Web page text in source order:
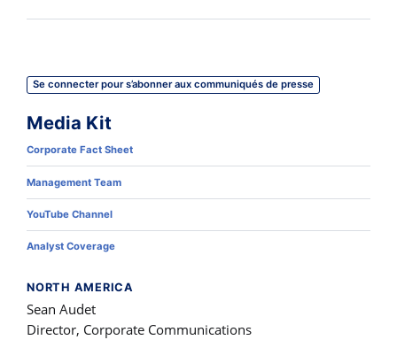
Se connecter pour s’abonner aux communiqués de presse
Media Kit
Corporate Fact Sheet
Management Team
YouTube Channel
Analyst Coverage
NORTH AMERICA
Sean Audet
Director, Corporate Communications